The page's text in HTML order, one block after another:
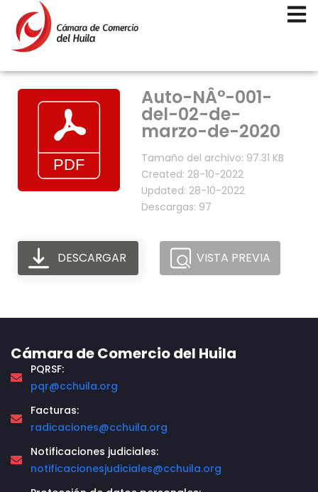
Auto-NÂ°-001-
del-02-de-
marzo-de-2020
Tamaño del archivo: 97.31 KB
Created: 28-10-2022
Updated: 28-10-2022
Descargas: 97
DESCARGAR VISTA PREVIA
Cámara de Comercio del Huila
PQRSF:
pqr@cchuila.org
Facturas:
radicaciones@cchuila.org
Notificaciones judiciales:
notificacionesjudiciales@cchuila.org